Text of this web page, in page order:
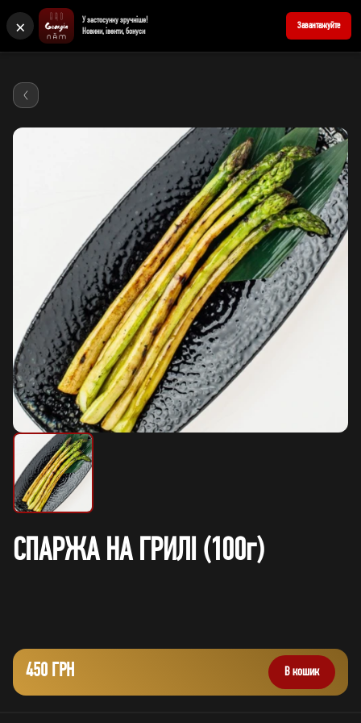
×
У застосунку зручніше!
Новини, івенти, бонуси
Завантажуйте
+380676939898 Забронювати стіл
СПАРЖА НА ГРИЛІ (100г)
450 ГРН В кошик